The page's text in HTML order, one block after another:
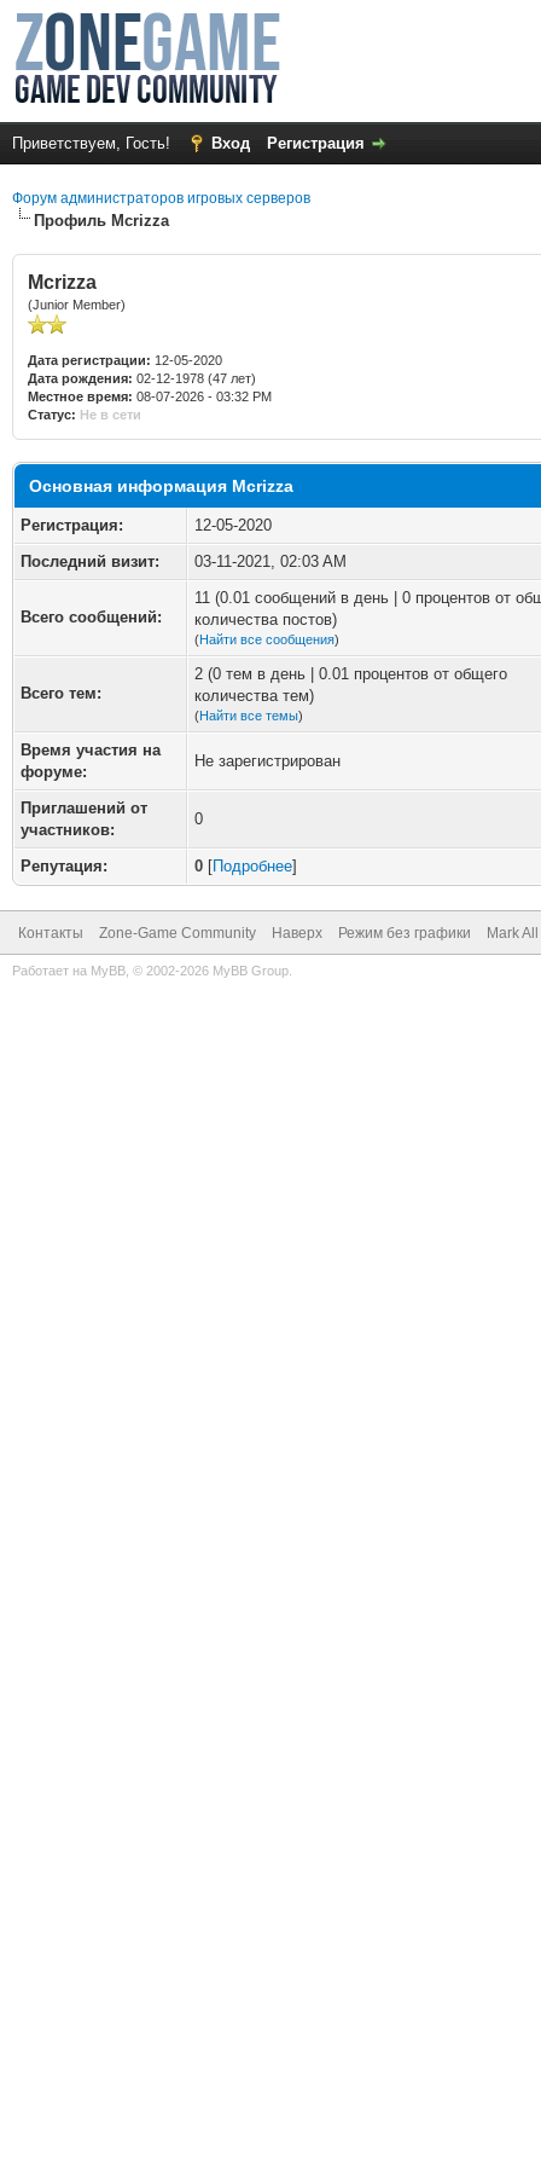
Приветствуем, Гость! Вход Регистрация
Форум администраторов игровых серверов
Профиль Mcrizza
Mcrizza
(Junior Member)
Дата регистрации: 12-05-2020
Дата рождения: 02-12-1978 (47 лет)
Местное время: 08-07-2026 - 03:32 PM
Статус: Не в сети
Основная информация Mcrizza
Регистрация:
12-05-2020
Последний визит:
03-11-2021, 02:03 AM
Всего сообщений:
11 (0.01 сообщений в день | 0 процентов от
количества постов)
(Найти все сообщения)
Всего тем:
2 (0 тем в день | 0.01 процентов от общего
количества тем)
(Найти все темы)
Время участия на
форуме:
Не зарегистрирован
Приглашений от
участников:
0
Репутация: 0 [Подробнее]
Контакты Zone-Game Community Наверх Режим без графики Mark
Работает на MyBB , © 2002-2026 MyBB Group